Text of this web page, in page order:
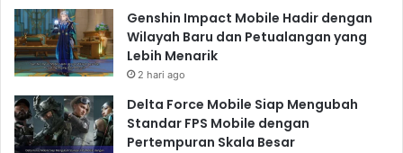
Genshin Impact Mobile Hadir dengan
Wilayah Baru dan Petualangan yang
Lebih Menarik
2 hari ago
Delta Force Mobile Siap Mengubah
Standar FPS Mobile dengan
Pertempuran Skala Besar